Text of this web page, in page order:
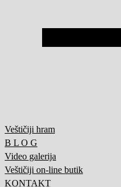
Veštičiji hram
B L O G
Video galerija
Veštičiji on-line butik
KONTAKT